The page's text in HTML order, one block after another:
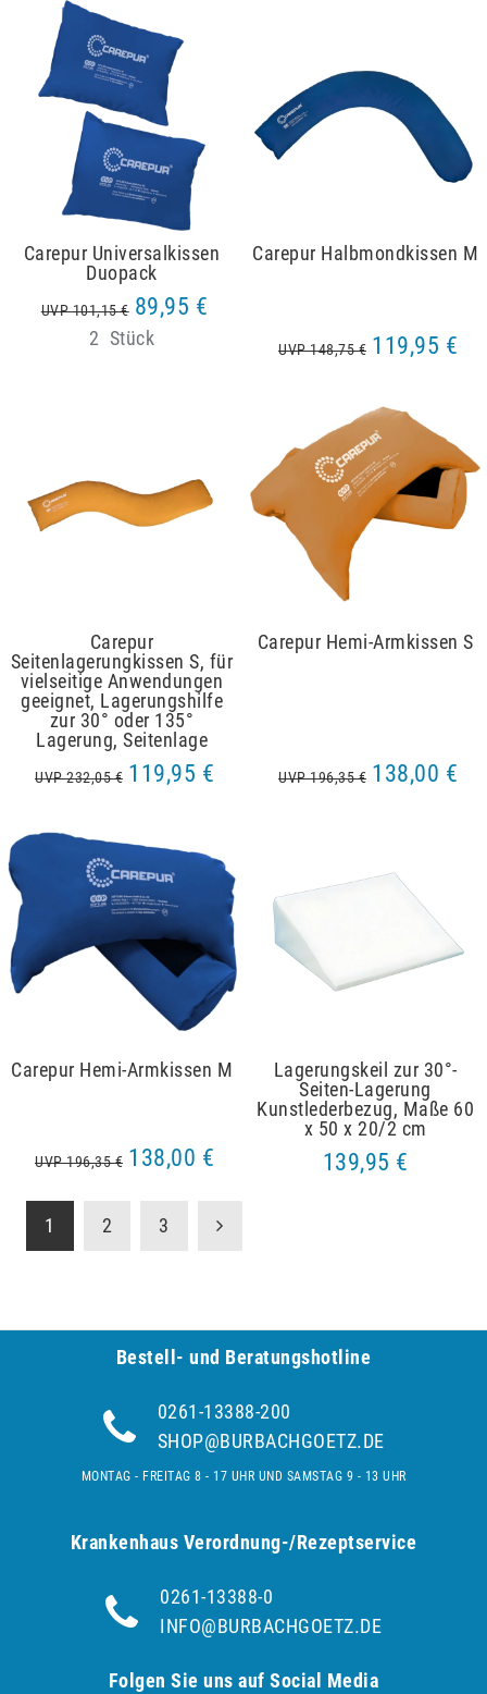
Carepur Universalkissen
Duopack
UVP 101,15 € 89,95 €
2 Stück
Carepur Halbmondkissen M
UVP 148,75 € 119,95 €
Carepur
Seitenlagerungkissen S, für
vielseitige Anwendungen
geeignet, Lagerungshilfe
zur 30° oder 135°
Lagerung, Seitenlage
UVP 232,05 € 119,95 €
Carepur Hemi-Armkissen S
UVP 196,35 € 138,00 €
Carepur Hemi-Armkissen M
UVP 196,35 € 138,00 €
Lagerungskeil zur 30°-
Seiten-Lagerung
Kunstlederbezug, Maße 60
x 50 x 20/2 cm
139,95 €
1 2 3
Bestell- und Be­ra­tungs­hot­line
0261-13388-200
SHOP@BURBACHGOETZ.DE
MONTAG - FREITAG 8 - 17 UHR UND SAMSTAG 9 - 13 UHR
Krankenhaus Verordnung-/Rezeptservice
0261-13388-0
INFO@BURBACHGOETZ.DE
Folgen Sie uns auf Social Media